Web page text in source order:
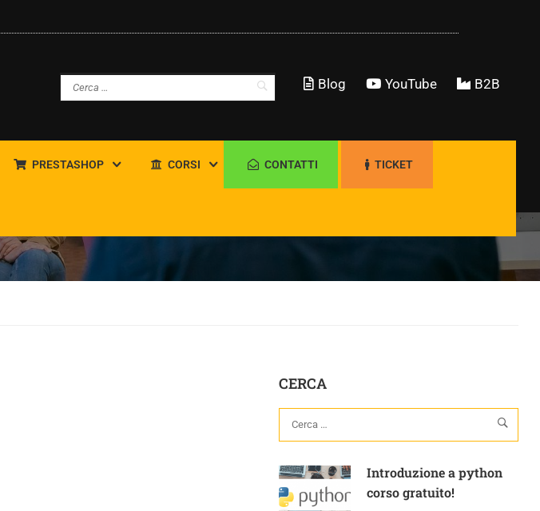
B2B
YouTube
Blog
PRESTASHOP CORSI CONTATTI TICKET
CERCA
Introduzione a python
corso gratuito!